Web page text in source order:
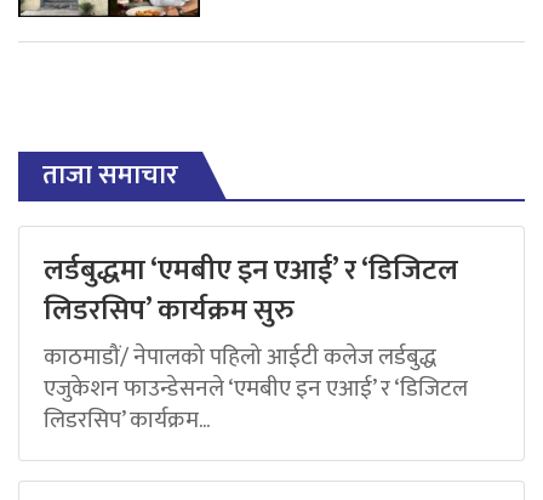
ताजा समाचार
लर्डबुद्धमा ‘एमबीए इन एआई’ र ‘डिजिटल
लिडरसिप’ कार्यक्रम सुरु
काठमाडौं/ नेपालको पहिलो आईटी कलेज लर्डबुद्ध
एजुकेशन फाउन्डेसनले ‘एमबीए इन एआई’ र ‘डिजिटल
लिडरसिप’ कार्यक्रम...